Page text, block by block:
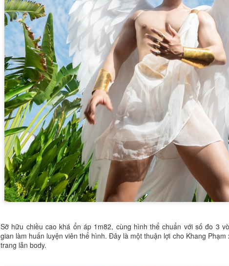
Sỡ hữu chiều cao khá ổn áp 1m82, cùng hình thể chuẩn với số đo 3
gian làm huấn luyện viên thể hình. Đây là một thuận lợi cho Khang
trang lẫn body.
Trong không khí cả nước đang nô nức chào đón ngày lễ
hậu Trần Di Linh - Hoa hậu Hoàn cầu Việt Nam - The Miss
Vietnam - đã trình làng bộ ảnh đặc biệt, lập tức thu hút
Khoác lên mình tà áo dài trắng tinh khôi, Á hậu Trần Di
đẹp thanh lịch, dịu dàng nhưng cũng không kém phần rạng
dài, vốn là biểu tượng của văn hóa Việt, càng trở nên ý
được cô diện trong bối cảnh hướng về ngày Quốc khánh.
AUG
18
Nhạc kịch Bolero 'Chờ người': Cuộc cách
sân khấu với 22 ca khúc bất hủ
Vào tối 16-8 tại Nhà hát Bến Thành, vở nhạc kịch Bolero
chính thức ra mắt, mang đến một làn gió mới lạ và đầy
những người yêu mến dòng nhạc trữ tình này. Không đơn
buổi hòa nhạc, vở diễn đã khéo léo lồng ghép 22 ca khúc
điển vào một câu chuyện kịch đầy kịch tính, tạo nên một
nghệ thuật độc đáo.
AUG
Trần Châu Mỹ Mỹ: Á hậu 2 Hoa hậu Hoàn
Trần Châu Mỹ Mỹ, Á hậu 2 The Miss Global Vietnam -
cầu Việt Nam 2024, là một trong những gương mặt nổi